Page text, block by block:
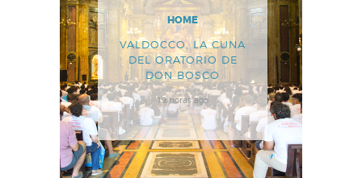
HOME
VALDOCCO, LA CUNA
DEL ORATORIO DE
DON BOSCO
19 horas ago